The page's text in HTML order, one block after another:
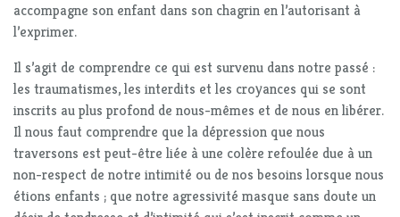
accompagne son enfant dans son chagrin en l’autorisant à
l’exprimer.
Il s’agit de comprendre ce qui est survenu dans notre passé :
les traumatismes, les interdits et les croyances qui se sont
inscrits au plus profond de nous-mêmes et de nous en libérer.
Il nous faut comprendre que la dépression que nous
traversons est peut-être liée à une colère refoulée due à un
non-respect de notre intimité ou de nos besoins lorsque nous
étions enfants ; que notre agressivité masque sans doute un